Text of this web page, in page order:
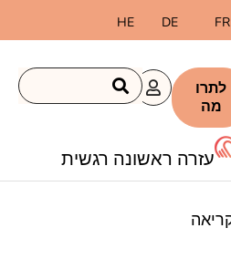
FR
DE
HE
עזרה ראשונה רגשית
לתרו
מה